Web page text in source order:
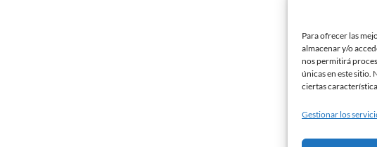
Para ofrecer las
almacenar y/o
nos permitirá
únicas en este sitio.
ciertas
Gestionar los